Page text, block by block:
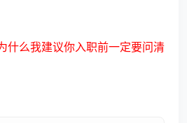
什么我建议你入职前一定要问清